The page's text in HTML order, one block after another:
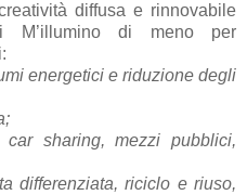
diffusa e rinnovabile
M’illumino di meno per
energetici e riduzione degli
sharing, mezzi pubblici,
differenziata, riciclo e riuso,